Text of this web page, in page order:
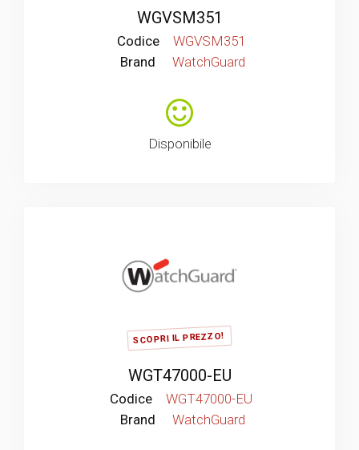
WGVSM351
Codice
WGVSM351
Brand
WatchGuard
Disponibile
SCOPRI IL PREZZO!
WGT47000-EU
Codice
WGT47000-EU
Brand
WatchGuard